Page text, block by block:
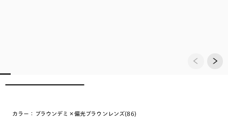
カラー： ブラウンデミ×偏光ブラウンレンズ(86)